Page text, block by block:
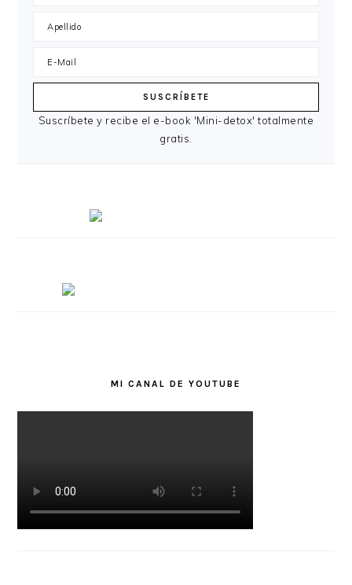
Suscríbete y recibe el e-book 'Mini-detox' totalmente
gratis.
MI CANAL DE YOUTUBE